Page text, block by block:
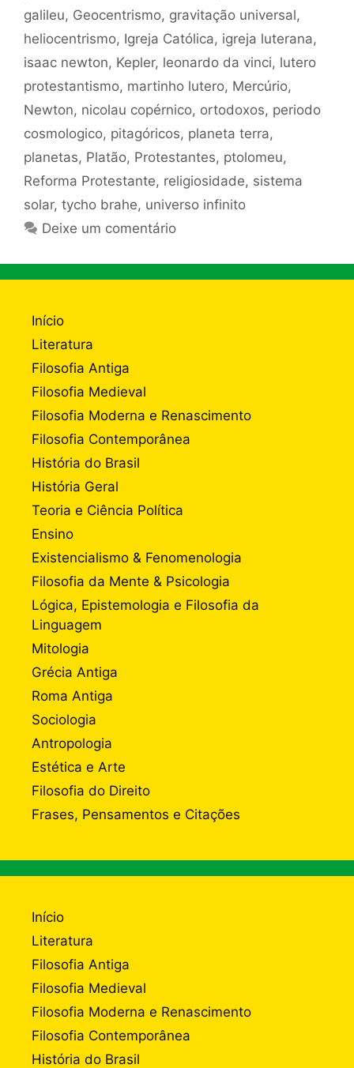
galileu, Geocentrismo, gravitação universal,
heliocentrismo, Igreja Católica, igreja luterana,
isaac newton, Kepler, leonardo da vinci, lutero
protestantismo, martinho lutero, Mercúrio,
Newton, nicolau copérnico, ortodoxos, periodo
cosmologico, pitagóricos, planeta terra,
planetas, Platão, Protestantes, ptolomeu,
Reforma Protestante, religiosidade, sistema
solar, tycho brahe, universo infinito
Deixe um comentário
Início
Literatura
Filosofia Antiga
Filosofia Medieval
Filosofia Moderna e Renascimento
Filosofia Contemporânea
História do Brasil
História Geral
Teoria e Ciência Política
Ensino
Existencialismo & Fenomenologia
Filosofia da Mente & Psicologia
Lógica, Epistemologia e Filosofia da
Linguagem
Mitologia
Grécia Antiga
Roma Antiga
Sociologia
Antropologia
Estética e Arte
Filosofia do Direito
Frases, Pensamentos e Citações
Início
Literatura
Filosofia Antiga
Filosofia Medieval
Filosofia Moderna e Renascimento
Filosofia Contemporânea
História do Brasil